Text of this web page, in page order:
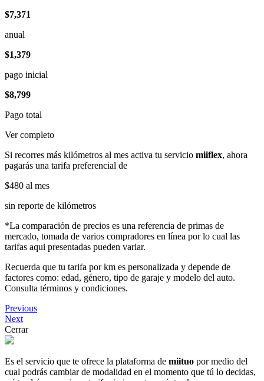
$7,371
anual
$1,379
pago inicial
$8,799
Pago total
Ver completo
Si recorres más kilómetros al mes activa tu servicio miiflex, ahora
pagarás una tarifa preferencial de
$480 al mes
sin reporte de kilómetros
*La comparación de precios es una referencia de primas de
mercado, tomada de varios compradores en línea por lo cual las
tarifas aqui presentadas pueden variar.
Recuerda que tu tarifa por km es personalizada y depende de
factores como: edad, género, tipo de garaje y modelo del auto.
Consulta términos y condiciones.
Previous
Next
Cerrar
Es el servicio que te ofrece la plataforma de miituo por medio del
cual podrás cambiar de modalidad en el momento que tú lo decidas,